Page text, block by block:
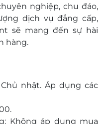
nghiệp, chu đáo,
dịch vụ đẳng cấp,
sẽ mang đến sự hài
hàng.
nhật. Áp dụng các
Không áp dụng mua